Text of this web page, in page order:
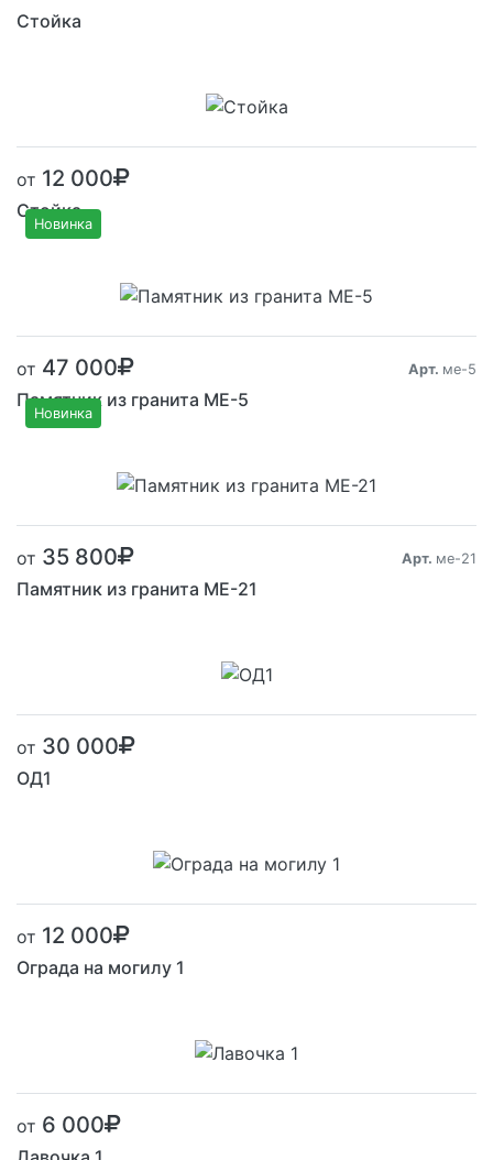
Стойка
от 12 000
Стойка
Новинка
от 47 000 Арт. ме-5
Памятник из гранита ME-5
Новинка
от 35 800 Арт. ме-21
Памятник из гранита ME-21
от 30 000
ОД1
от 12 000
Ограда на могилу 1
от 6 000